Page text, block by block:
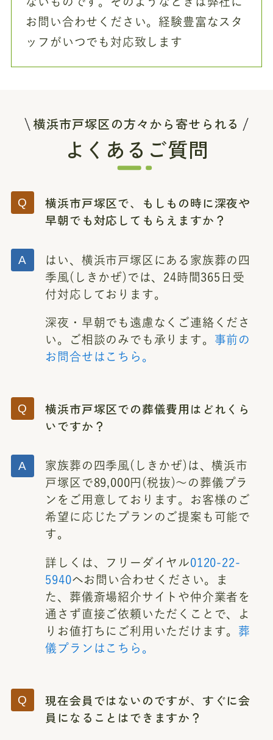
お問い合わせください。経験豊富なスタ
ッフがいつでも対応致します
横浜市戸塚区の方々から寄せられる
よくあるご質問
横浜市戸塚区で、もしもの時に深夜や
早朝でも対応してもらえますか？
はい、横浜市戸塚区にある家族葬の四
季風(しきかぜ)では、24時間365日受
付対応しております。
深夜・早朝でも遠慮なくご連絡くださ
い。ご相談のみでも承ります。 事前の
お問合せはこちら。
横浜市戸塚区での葬儀費用はどれくら
いですか？
家族葬の四季風(しきかぜ)は、横浜市
戸塚区で89,000円(税抜)～の葬儀プラ
ンをご用意しております。お客様のご
希望に応じたプランのご提案も可能で
す。
詳しくは、フリーダイヤル0120-22-
5940へお問い合わせください。ま
た、葬儀斎場紹介サイトや仲介業者を
通さず直接ご依頼いただくことで、よ
りお値打ちにご利用いただけます。 葬
儀プランはこちら。
現在会員ではないのですが、すぐに会
員になることはできますか？